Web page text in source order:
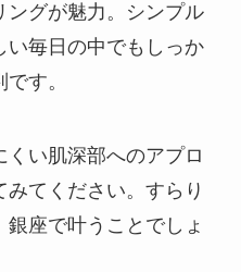
ングが魅力。シンプル
い毎日の中でもしっか
す。
い肌深部へのアプロ
てください。すらり
座で叶うことでしょ